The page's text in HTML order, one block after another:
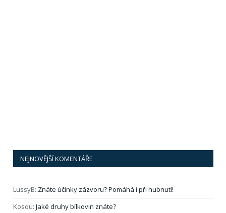
NEJNOVĚJŠÍ KOMENTÁŘE
LussyB: Znáte účinky zázvoru? Pomáhá i při hubnutí!
Kosou: Jaké druhy bílkovin znáte?